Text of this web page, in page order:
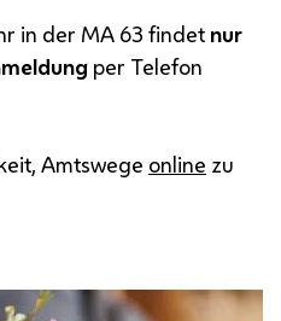
in der MA 63 findet nur
per Telefon
Amtswege online zu